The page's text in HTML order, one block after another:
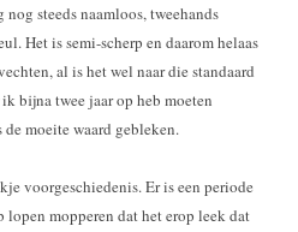
steeds naamloos, tweehands
Het is semi-scherp en daarom helaas
al is het wel naar die standaard
bijna twee jaar op heb moeten
moeite waard gebleken.
voorgeschiedenis. Er is een periode
lopen mopperen dat het erop leek dat